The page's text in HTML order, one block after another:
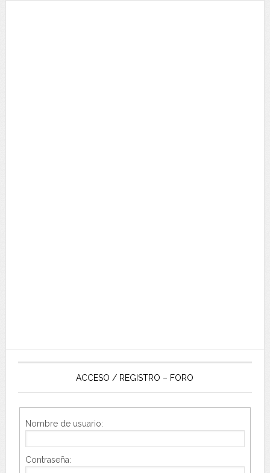
ACCESO / REGISTRO – FORO
Nombre de usuario:
Contraseña: